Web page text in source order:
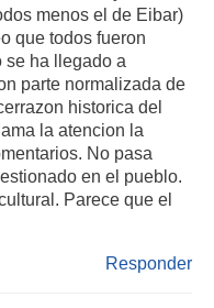
menos el de Eibar)
que todos fueron
se ha llegado a
parte normalizada de
historica del
la atencion la
No pasa
en el pueblo.
Parece que el
Responder